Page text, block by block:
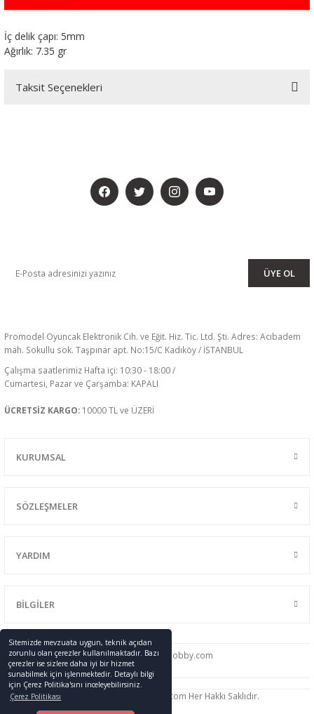
Sitemizde mevzuata uygun, teknik açıdan
zorunlu olan çerezler kullanılmaktadır. Bazı
çerezler ise sizlere daha iyi bir hizmet
sunabilmek için işlenmektedir. Detaylı bilgi
için Çerez Politika'sını inceleyebilirsiniz.
Çerez Politikası
İç delik çapı: 5mm
Ağırlık: 7.35 gr
Taksit Seçenekleri
ÜYE OL
Promodel Oyuncak Elektronik Cih. ve Eğit. Hiz. Tic. Ltd. Şti. Adres: Acıbadem
mah. Sokullu sok. Taşpınar apt. No:15/C Kadıköy / İSTANBUL
Çalışma saatlerimiz Hafta içi: 10:30 - 18:00 /
Cumartesi, Pazar ve Çarşamba: KAPALI
ÜCRETSİZ KARGO: 10000 TL ve ÜZERİ
KURUMSAL
SÖZLEŞMELER
YARDIM
BİLGİLER
0216 428 46 91 info@promodelhobby.com
Telif Hakkı © 2005-2023 promodelhobby.com Her Hakkı Saklıdır.